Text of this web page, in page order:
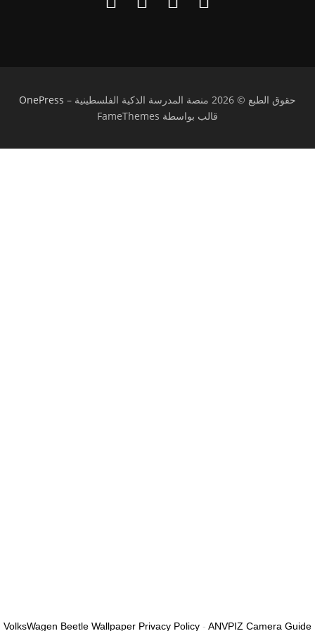
حقوق الطبع © 2026 منصة المدرسة الذكية الفلسطينية –
OnePress
قالب بواسطة FameThemes
VolksWagen Beetle Wallpaper Privacy Policy - ANVPIZ Camera Guide